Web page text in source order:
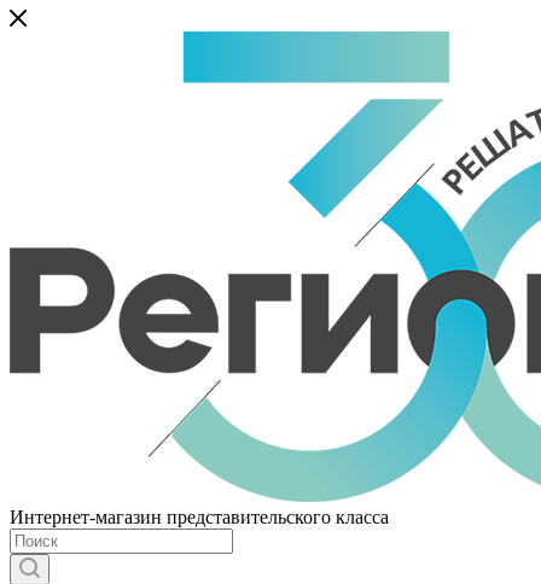
Интернет-магазин представительского класса